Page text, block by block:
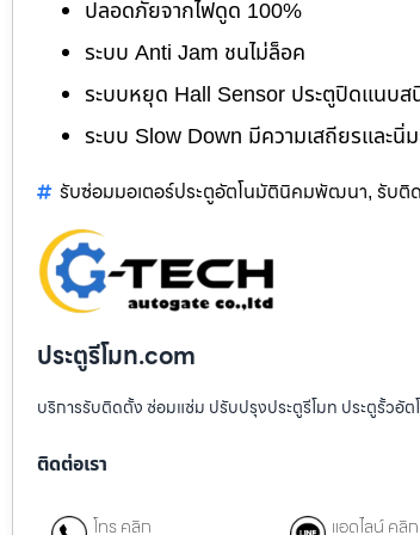
ปลอดภัยจากไฟดูด 100%
ระบบ Anti Jam ชนไม่ล็อค
ระบบหยุด Hall Sensor ประตูปิดแนบส
ระบบ Slow Down มีความเสถียรและนิ่
รับซ่อมมอเตอร์ประตูอัตโนมัตินิคมพัฒนา, รับติ
ประตูรีโมท.com
บริการรับติดตั้ง ซ่อมแซ่ม ปรับปรุงประตูรีโมท ประตูรั้วอั
ติดต่อเรา
โทร คลิก แอดไลน์ คลิก